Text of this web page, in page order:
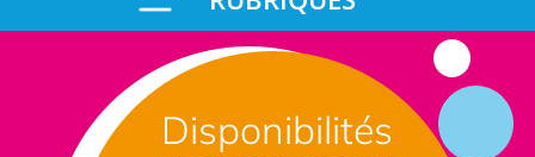
Disponibilités